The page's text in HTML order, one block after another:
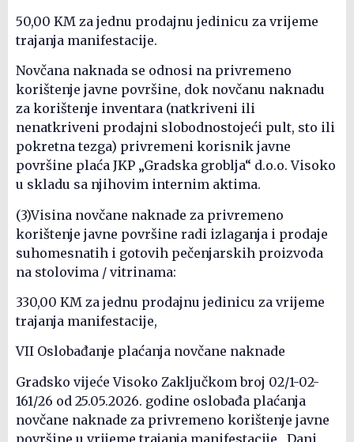
50,00 KM za jednu prodajnu jedinicu za vrijeme
trajanja manifestacije.
Novčana naknada se odnosi na privremeno
korištenje javne površine, dok novčanu naknadu
za korištenje inventara (natkriveni ili
nenatkriveni prodajni slobodnostojeći pult, sto ili
pokretna tezga) privremeni korisnik javne
površine plaća JKP „Gradska groblja“ d.o.o. Visoko
u skladu sa njihovim internim aktima.
(3)Visina novčane naknade za privremeno
korištenje javne površine radi izlaganja i prodaje
suhomesnatih i gotovih pečenjarskih proizvoda
na stolovima / vitrinama:
330,00 KM za jednu prodajnu jedinicu za vrijeme
trajanja manifestacije,
VII Oslobađanje plaćanja novčane naknade
Gradsko vijeće Visoko Zaključkom broj 02/1-02-
161/26 od 25.05.2026. godine oslobađa plaćanja
novčane naknade za privremeno korištenje javne
površine u vrijeme trajanja manifestacije „Dani